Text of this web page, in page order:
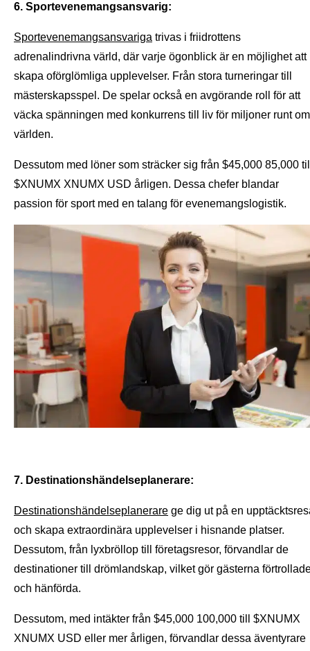
6. Sportevenemangsansvarig:
Sportevenemangsansvariga trivas i friidrottens
adrenalindrivna värld, där varje ögonblick är en möjlighet att
skapa oförglömliga upplevelser. Från stora turneringar till
mästerskapsspel. De spelar också en avgörande roll för att
väcka spänningen med konkurrens till liv för miljoner runt
världen.
Dessutom med löner som sträcker sig från $45,000 85,000
$XNUMX XNUMX USD årligen. Dessa chefer blandar
passion för sport med en talang för evenemangslogistik.
7. Destinationshändelseplanerare:
Destinationshändelseplanerare ge dig ut på en
och skapa extraordinära upplevelser i hisnande platser.
Dessutom, från lyxbröllop till företagsresor, förvandlar de
destinationer till drömlandskap, vilket gör gästerna
och hänförda.
Dessutom, med intäkter från $45,000 100,000 till $XNUMX
XNUMX USD eller mer årligen, förvandlar dessa äventyrare